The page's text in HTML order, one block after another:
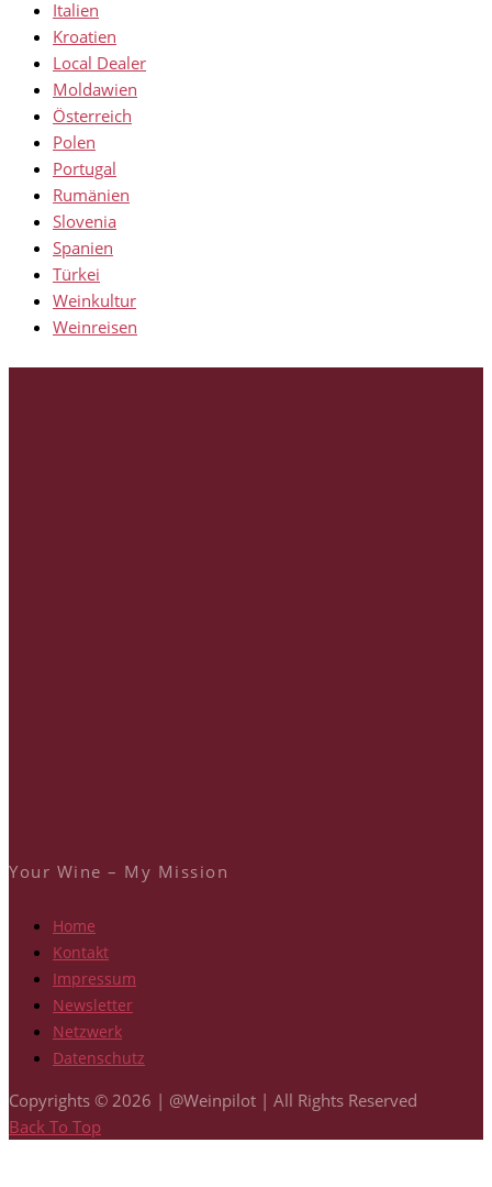
Italien
Kroatien
Local Dealer
Moldawien
Österreich
Polen
Portugal
Rumänien
Slovenia
Spanien
Türkei
Weinkultur
Weinreisen
Your Wine – My Mission
Home
Kontakt
Impressum
Newsletter
Netzwerk
Datenschutz
Copyrights © 2026 | @Weinpilot | All Rights Reserved
Back To Top